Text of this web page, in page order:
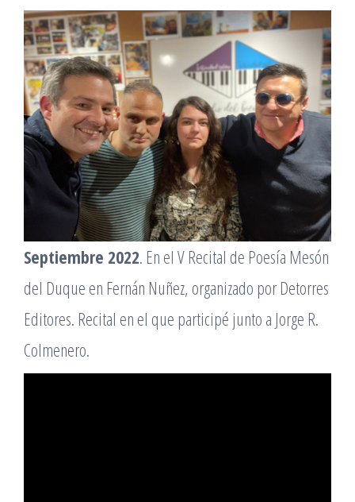
Septiembre 2022. En el V Recital de Poesía Mesón
del Duque en Fernán Nuñez, organizado por Detorres
Editores. Recital en el que participé junto a Jorge R.
Colmenero.